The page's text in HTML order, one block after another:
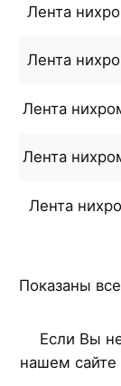
Лента
Лента
Лента
Лента
Лента
Показаны
Если Вы
нашем